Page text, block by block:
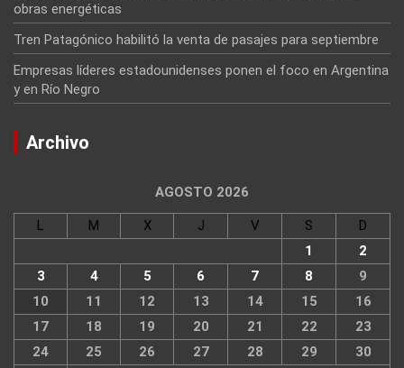
obras energéticas
Tren Patagónico habilitó la venta de pasajes para septiembre
Empresas líderes estadounidenses ponen el foco en Argentina
y en Río Negro
Archivo
AGOSTO 2026
L M X J V S
D
1
2
3
4 5 6 7 8
9
10
11 12 13 14 15
16
17
18 19 20 21 22
23
24
25 26 27 28 29
30